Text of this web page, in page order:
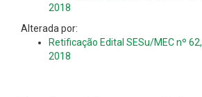
2018
Alterada por:
Retificação Edital SESu/MEC nº
2018